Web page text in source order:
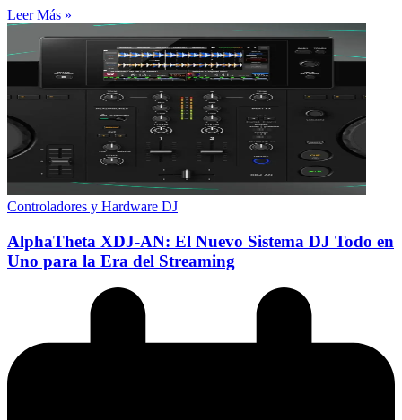
Leer Más »
Controladores y Hardware DJ
AlphaTheta XDJ-AN: El Nuevo Sistema DJ Todo en
Uno para la Era del Streaming